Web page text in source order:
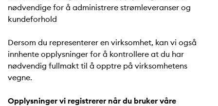
nødvendige for å administrere strømleveranser og
kundeforhold
Dersom du representerer en virksomhet, kan vi også
innhente opplysninger for å kontrollere at du har
nødvendig fullmakt til å opptre på virksomhetens
vegne.
Opplysninger vi registrerer når du bruker våre